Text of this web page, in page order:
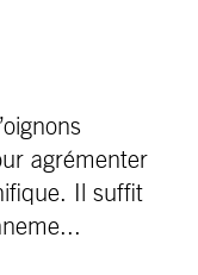
agrémenter
Il suffit